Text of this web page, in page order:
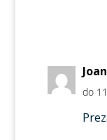
do